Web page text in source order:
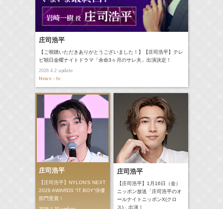
庄司浩平
【ご視聴いただきありがとうございました！】【庄司浩平】テレ
ビ朝日金曜ナイトドラマ「余命3ヶ月のサレ夫」出演決定！
2026.4.2update
News - tv
庄司浩平
【庄司浩平】NYLON'S NEXT
2026 AWARDS “IT BOY”俳優
部門受賞！
庄司浩平
【庄司浩平】1月16日（金）
ニッポン放送「庄司浩平のオ
ールナイトニッポンX(クロ
ス)」出演！